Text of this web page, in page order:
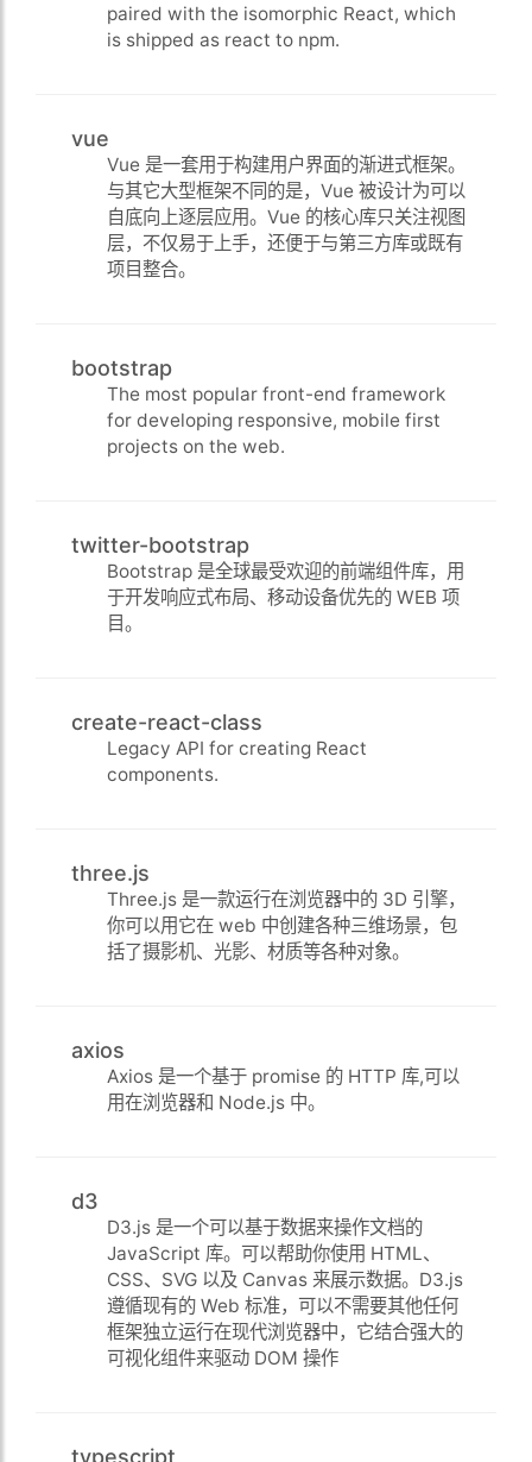
paired with the isomorphic React, which
is shipped as react to npm.
vue
Vue 是一套用于构建用户界面的渐进式框架。
与其它大型框架不同的是，Vue 被设计为可以
自底向上逐层应用。Vue 的核心库只关注视图
层，不仅易于上手，还便于与第三方库或既有
项目整合。
bootstrap
The most popular front-end framework
for developing responsive, mobile first
projects on the web.
twitter-bootstrap
Bootstrap 是全球最受欢迎的前端组件库，用
于开发响应式布局、移动设备优先的 WEB 项
目。
create-react-class
Legacy API for creating React
components.
three.js
Three.js 是一款运行在浏览器中的 3D 引擎，
你可以用它在 web 中创建各种三维场景，包
括了摄影机、光影、材质等各种对象。
axios
Axios 是一个基于 promise 的 HTTP 库,可以
用在浏览器和 Node.js 中。
d3
D3.js 是一个可以基于数据来操作文档的
JavaScript 库。可以帮助你使用 HTML、
CSS、SVG 以及 Canvas 来展示数据。D3.js
遵循现有的 Web 标准，可以不需要其他任何
框架独立运行在现代浏览器中，它结合强大的
可视化组件来驱动 DOM 操作
typescript